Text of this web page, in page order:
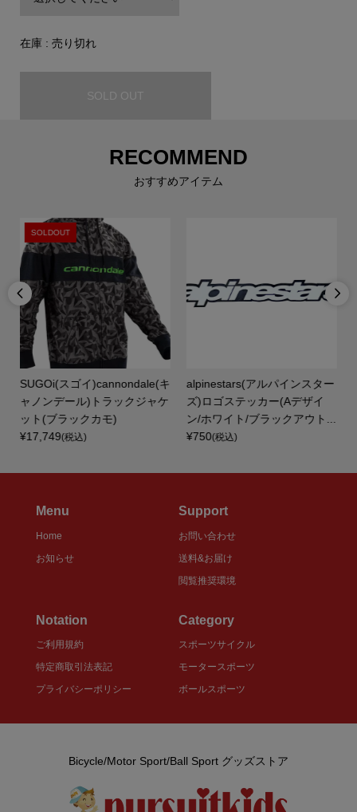
在庫 : 売り切れ
SOLD OUT
RECOMMEND
おすすめアイテム

SOLDOUT
SUGOi(スゴイ)cannondale(キ
ャノンデール)トラックジャケ
ット(ブラックカモ)
¥17,749(税込)
alpinestars(アルパインスター
ズ)ロゴステッカー(Aデザイ
ン/ホワイト/ブラックアウト...
¥750(税込)

Menu
Home
お知らせ
Support
お問い合わせ
送料&お届け
閲覧推奨環境
Notation
ご利用規約
特定商取引法表記
プライバシーポリシー
Category
スポーツサイクル
モータースポーツ
ボールスポーツ
Bicycle/Motor Sport/Ball Sport グッズストア